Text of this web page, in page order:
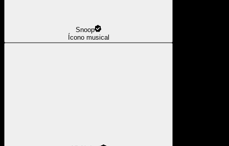
Snoop
Ícono musical